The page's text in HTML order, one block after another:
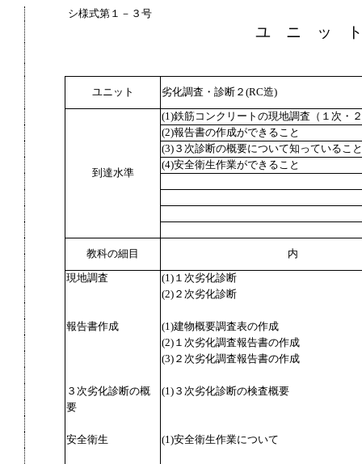
シ様式第１－３号
ユ ニ ッ
ユニット 劣化調査・診断２(RC造)
到達水準
(1)鉄筋コンクリートの現地調査（１次・
(2)報告書の作成ができること
(3)３次診断の概要について知っていること
(4)安全衛生作業ができること
教科の細目 内
現地調査
(1)１次劣化診断
(2)２次劣化診断
報告書作成
(1)建物概要調査表の作成
(2)１次劣化調査報告書の作成
(3)２次劣化調査報告書の作成
３次劣化診断の概
(1)３次劣化診断の検査概要
要
安全衛生 (1)安全衛生作業について